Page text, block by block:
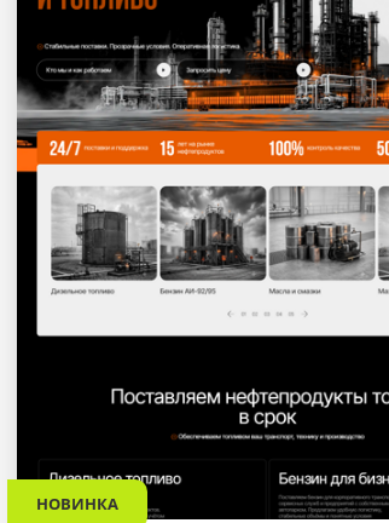
НОВИНКА